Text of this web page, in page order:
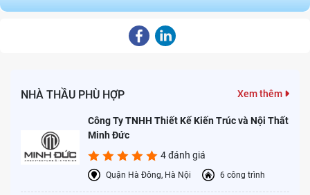
1. Bồn cầu TOTO rỉ nước do đường ống cấp
nước bị hở hoặc rò rỉ
do đường ống cấp nước gặp vấn đề. Các mối nối có thể bị lỏng lẻo
do lắp đặt không đúng cách hoặc các ống cấp nước bị nứt vỡ do
tác động vật lý hoặc sử dụng lâu dài.
Dấu hiệu nhận biết:
Mức nước trong bồn cầu không ổn định.
NHÀ THẦU PHÙ HỢP Xem thêm
Công Ty TNHH Thiết Kế Kiến Trúc và Nội Thất
Minh Đức
4 đánh giá
Quận Hà Đông, Hà Nội 6 công trình